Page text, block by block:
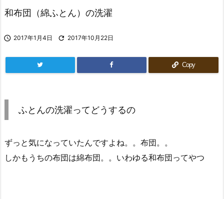
和布団（綿ふとん）の洗濯
 2017年1月4日  2017年10月22日
Copy
ふとんの洗濯ってどうするの
ずっと気になっていたんですよね。。布団。。
しかもうちの布団は綿布団。。いわゆる和布団ってやつ